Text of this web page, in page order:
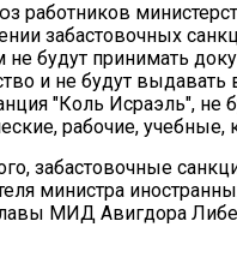
работников
забастовочных
не будут принимать
и не будут
"Коль Исраэль",
рабочие,
забастовочные
министра
МИД Авигдора